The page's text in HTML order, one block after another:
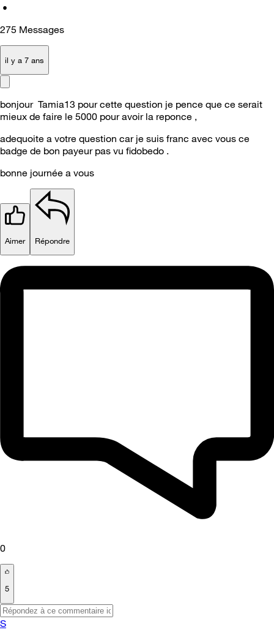
•
275 Messages
il y a 7 ans
bonjour Tamia13 pour cette question je pence que ce serait
mieux de faire le 5000 pour avoir la reponce ,
adequoite a votre question car je suis franc avec vous ce
badge de bon payeur pas vu fidobedo .
bonne journée a vous
Aimer Répondre
0
5
S